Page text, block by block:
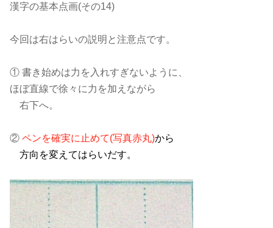
漢字の基本点画(その14)
今回は右はらいの説明と注意点です。
① 書き始めは力を入れすぎないように、
ほぼ直線で徐々に力を加えながら
右下へ。
② ペンを確実に止めて(写真赤丸)から
方向を変えてはらいだす。